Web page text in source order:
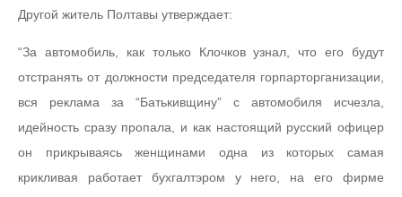
Другой житель Полтавы утверждает:
“За автомобиль, как только Клочков узнал, что его будут
отстранять от должности председателя горпарторганизации,
вся реклама за “Батькивщину” с автомобиля исчезла,
идейность сразу пропала, и как настоящий русский офицер
он прикрываясь женщинами одна из которых самая
крикливая работает бухгалтэром у него, на его фирме